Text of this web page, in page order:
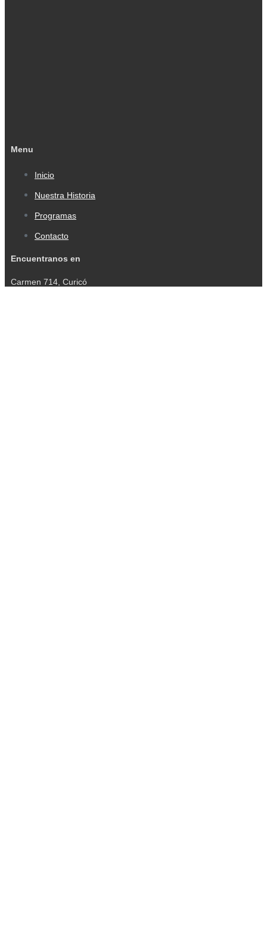
Menu
Inicio
Nuestra Historia
Programas
Contacto
Encuentranos en
Carmen 714, Curicó